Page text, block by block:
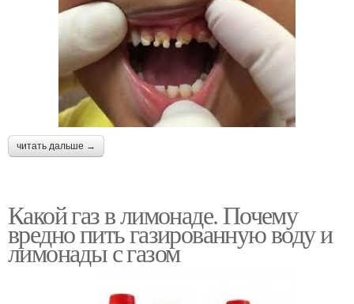
читать дальше →
Какой газ в лимонаде. Почему
вредно пить газированную воду и
лимонады с газом